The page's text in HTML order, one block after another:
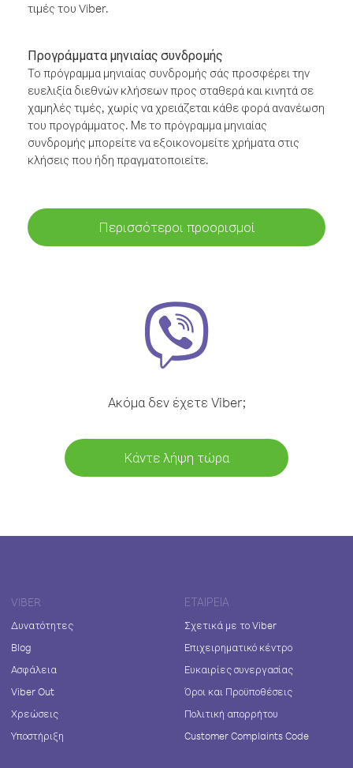
τιμές του Viber.
Προγράμματα μηνιαίας συνδρομής
Το πρόγραμμα μηνιαίας συνδρομής σάς προσφέρει την
ευελιξία διεθνών κλήσεων προς σταθερά και κινητά σε
χαμηλές τιμές, χωρίς να χρειάζεται κάθε φορά ανανέωση
του προγράμματος. Με το πρόγραμμα μηνιαίας
συνδρομής μπορείτε να εξοικονομείτε χρήματα στις
κλήσεις που ήδη πραγματοποιείτε.
Περισσότεροι προορισμοί
Ακόμα δεν έχετε Viber;
Κάντε λήψη τώρα
VIBER
Δυνατότητες
Blog
Ασφάλεια
Viber Out
Χρεώσεις
Υποστήριξη
ΕΤΑΙΡΕΊΑ
Σχετικά με το Viber
Επιχειρηματικό κέντρο
Ευκαιρίες συνεργασίας
Όροι και Προϋποθέσεις
Πολιτική απορρήτου
Customer Complaints Code